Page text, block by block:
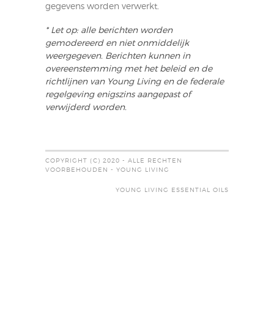
gegevens worden verwerkt.
* Let op: alle berichten worden
gemodereerd en niet onmiddelijk
weergegeven. Berichten kunnen in
overeenstemming met het beleid en de
richtlijnen van Young Living en de federale
regelgeving enigszins aangepast of
verwijderd worden.
COPYRIGHT (C) 2020 - ALLE RECHTEN
VOORBEHOUDEN - YOUNG LIVING
YOUNG LIVING ESSENTIAL OILS